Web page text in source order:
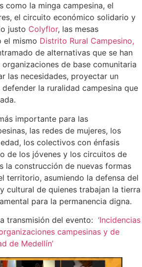
como la minga campesina, el
el circuito económico solidario y
justo Colyflor, las mesas
el mismo Distrito Rural Campesino,
de alternativas que se han
de base comunitaria
las necesidades, proyectar un
la ruralidad campesina que
importante para las
las redes de mujeres, los
los colectivos con énfasis
de los jóvenes y los circuitos de
la construcción de nuevas formas
territorio, asumiendo la defensa del
cultural de quienes trabajan la tierra
para la permanencia digna.
transmisión del evento: ‘Incidencias
campesinas y de
de Medellín’